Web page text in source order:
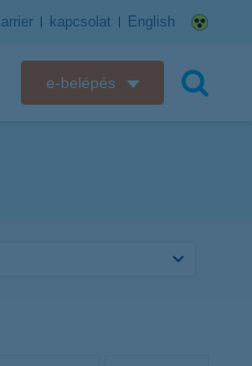
kapcsolat English
e-belépés